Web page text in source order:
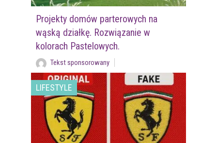
Projekty domów parterowych na
wąską działkę. Rozwiązanie w
kolorach Pastelowych.
Tekst sponsorowany
LIFESTYLE